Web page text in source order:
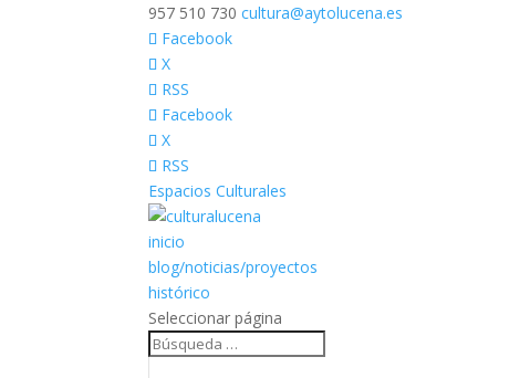
957 510 730 cultura@aytolucena.es
Facebook
X
RSS
Facebook
X
RSS
Espacios Culturales
inicio
blog/noticias/proyectos
histórico
Seleccionar página